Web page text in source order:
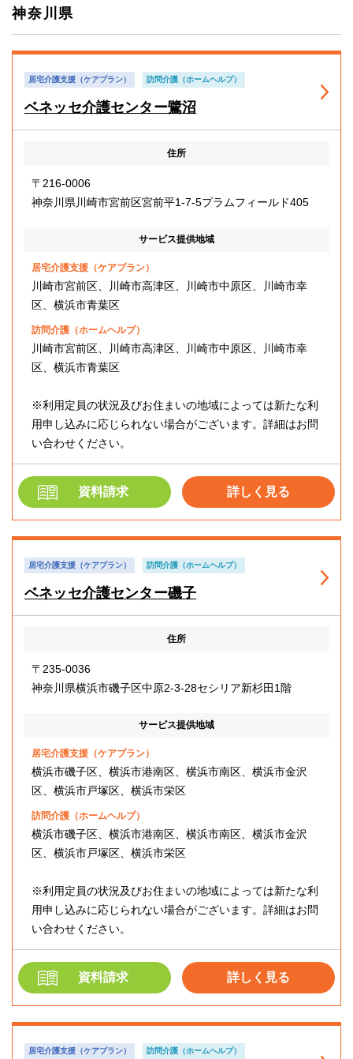
神奈川県
居宅介護支援（ケアプラン） 訪問介護（ホームヘルプ）
ベネッセ介護センター鷺沼
住所
〒216-0006
神奈川県川崎市宮前区宮前平1-7-5プラムフィールド405
サービス提供地域
居宅介護支援（ケアプラン）
川崎市宮前区、川崎市高津区、川崎市中原区、川崎市幸
区、横浜市青葉区
訪問介護（ホームヘルプ）
川崎市宮前区、川崎市高津区、川崎市中原区、川崎市幸
区、横浜市青葉区
※利用定員の状況及びお住まいの地域によっては新たな利
用申し込みに応じられない場合がございます。詳細はお問
い合わせください。
資料請求 詳しく見る
居宅介護支援（ケアプラン） 訪問介護（ホームヘルプ）
ベネッセ介護センター磯子
住所
〒235-0036
神奈川県横浜市磯子区中原2-3-28セシリア新杉田1階
サービス提供地域
居宅介護支援（ケアプラン）
横浜市磯子区、横浜市港南区、横浜市南区、横浜市金沢
区、横浜市戸塚区、横浜市栄区
訪問介護（ホームヘルプ）
横浜市磯子区、横浜市港南区、横浜市南区、横浜市金沢
区、横浜市戸塚区、横浜市栄区
※利用定員の状況及びお住まいの地域によっては新たな利
用申し込みに応じられない場合がございます。詳細はお問
い合わせください。
資料請求 詳しく見る
居宅介護支援（ケアプラン） 訪問介護（ホームヘルプ）